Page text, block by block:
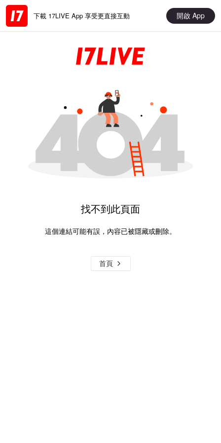
下載 17LIVE App 享受更直接互動 開啟 App
找不到此頁面
這個連結可能有誤，內容已被隱藏或刪除。
首頁